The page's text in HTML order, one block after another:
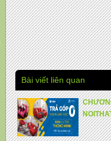
Bài viết liên quan